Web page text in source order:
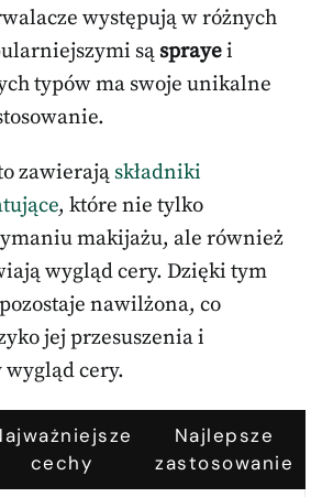
występują w różnych
są sprayei
typów ma swoje unikalne
zawierają składniki
, które nie tylko
makijażu, ale również
wygląd cery. Dzięki tym
nawilżona, co
jej przesuszenia i
cery.
cechy
Najlepsze
zastosowanie